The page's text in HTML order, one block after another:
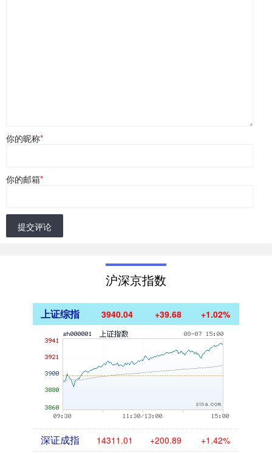
你的昵称*
你的邮箱*
提交评论
沪深京指数
上证综指 3940.04 +39.68 +1.02%
深证成指 14311.01 +200.89 +1.42%